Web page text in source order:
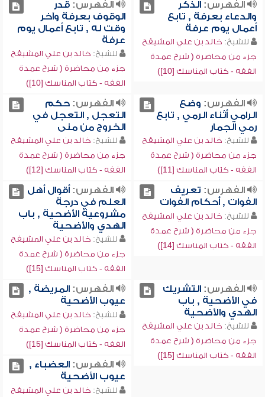
الفهرس:الذكر
والدعاء بعرفة , تابع
أعمال يوم عرفة
للشيخ: خالد بن علي المشيقح
جزء من محاضرة ( شرح عمدة
الفقه - كتاب المناسك [10])
الفهرس:قدر
الوقوف بعرفة وآخر
وقت له , تابع أعمال يوم
عرفة
للشيخ: خالد بن علي المشيقح
جزء من محاضرة ( شرح عمدة
الفقه - كتاب المناسك [10])
الفهرس: وضع
الرامي أثناء الرمي , تابع
رمي الجمار
للشيخ: خالد بن علي المشيقح
جزء من محاضرة ( شرح عمدة
الفقه - كتاب المناسك [11])
الفهرس:حكم
التعجل , التعجل في
الخروج من منى
للشيخ: خالد بن علي المشيقح
جزء من محاضرة ( شرح عمدة
الفقه - كتاب المناسك [12])
الفهرس: تعريف
الفوات , أحكام الفوات
للشيخ: خالد بن علي المشيقح
جزء من محاضرة ( شرح عمدة
الفقه - كتاب المناسك [14])
الفهرس:أقوال أهل
العلم في درجة
مشروعية الأضحية , باب
الهدي والأضحية
للشيخ: خالد بن علي المشيقح
جزء من محاضرة ( شرح عمدة
الفقه - كتاب المناسك [15])
الفهرس:التشريك
في الأضحية , باب
الهدي والأضحية
للشيخ: خالد بن علي المشيقح
جزء من محاضرة ( شرح عمدة
الفقه - كتاب المناسك [15])
الفهرس:المريضة ,
عيوب الأضحية
للشيخ: خالد بن علي المشيقح
جزء من محاضرة ( شرح عمدة
الفقه - كتاب المناسك [15])
الفهرس:العضباء ,
عيوب الأضحية
للشيخ: خالد بن علي المشيقح